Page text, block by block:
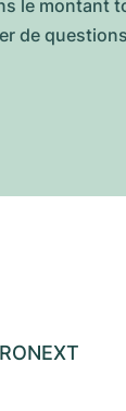
le montant
de